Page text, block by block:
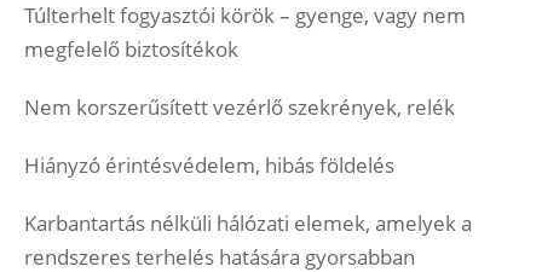
Túlterhelt fogyasztói körök – gyenge, vagy nem
megfelelő biztosítékok
Nem korszerűsített vezérlő szekrények, relék
Hiányzó érintésvédelem, hibás földelés
Karbantartás nélküli hálózati elemek, amelyek a
rendszeres terhelés hatására gyorsabban